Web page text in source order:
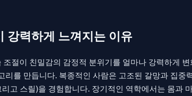
강력하게 느껴지는 이유
조절이 친밀감의 감정적 분위기를 얼마나 강력하게
리를 만듭니다. 복종적인 사람은 고조된 갈망과 집중
고 스릴)을 경험합니다. 장기적인 역학에서는 몸과